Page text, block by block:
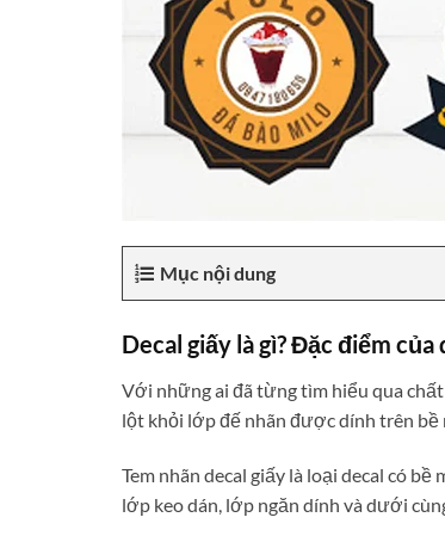
Mục nội dung
Decal giấy là gì? Đặc điểm của
Với những ai đã từng tìm hiểu qua
lột khỏi lớp đế nhãn được dính trên bề
Tem nhãn decal giấy là loại decal có
lớp keo dán, lớp ngăn dính và dưới